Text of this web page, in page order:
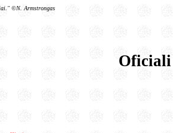
©N. Armstrongas
Oficiali